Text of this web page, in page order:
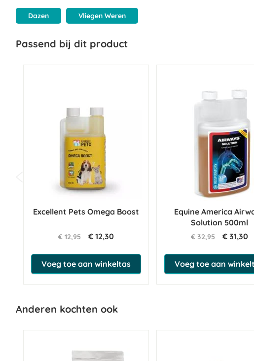
Dazen Vliegen Weren
Passend bij dit product
Excellent Pets Omega Boost
€ 12,95 € 12,30
Voeg toe aan winkeltas
Equine America
Solution 500ml
€ 32,95 € 31,30
Voeg toe aan
Anderen kochten ook